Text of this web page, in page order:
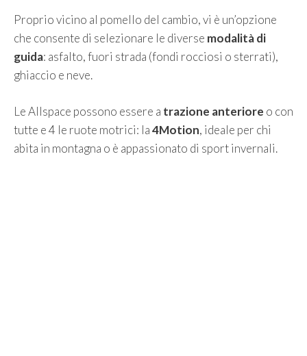
Proprio vicino al pomello del cambio, vi è un’opzione
che consente di selezionare le diverse modalità di
guida: asfalto, fuori strada (fondi rocciosi o sterrati),
ghiaccio e neve.
Le Allspace possono essere a trazione anteriore o con
tutte e 4 le ruote motrici: la4Motion, ideale per chi
abita in montagna o è appassionato di sport invernali.